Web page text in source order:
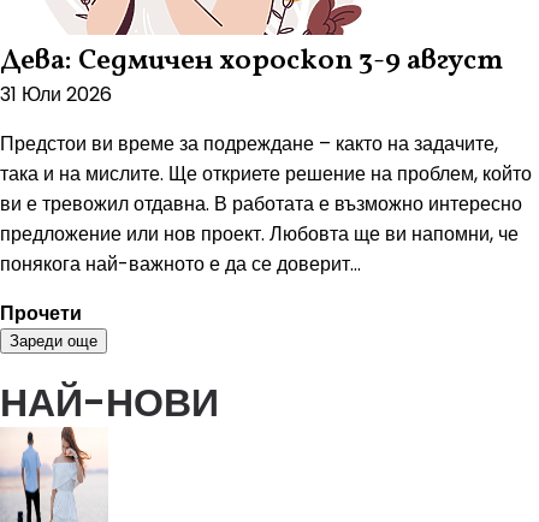
Дева: Седмичен хороскоп 3-9 август
31 Юли 2026
Предстои ви време за подреждане – както на задачите,
така и на мислите. Ще откриете решение на проблем, който
ви е тревожил отдавна. В работата е възможно интересно
предложение или нов проект. Любовта ще ви напомни, че
понякога най-важното е да се доверит...
Прочети
Зареди още
НАЙ-НОВИ